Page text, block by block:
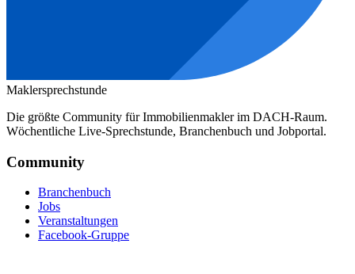
Maklersprechstunde
Die größte Community für Immobilienmakler im DACH-Raum.
Wöchentliche Live-Sprechstunde, Branchenbuch und Jobportal.
Community
Branchenbuch
Jobs
Veranstaltungen
Facebook-Gruppe